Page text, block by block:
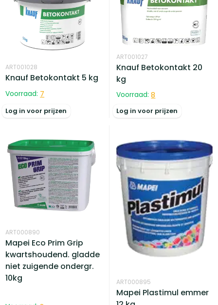
ART001028
Knauf Betokontakt 5 kg
Voorraad: 7
Log in voor prijzen
ART001027
Knauf Betokontakt 20
kg
Voorraad: 8
Log in voor prijzen
ART000890
Mapei Eco Prim Grip
kwartshoudend. gladde
niet zuigende ondergr.
10kg
ART000895
Mapei Plastimul emmer